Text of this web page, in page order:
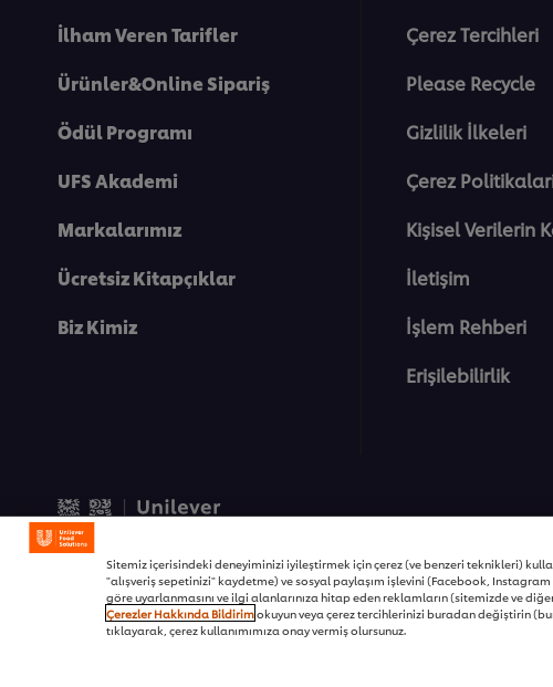
İlham Veren Tarifler
Ürünler&Online Sipariş
Ödül Programı
UFS Akademi
Markalarımız
Ücretsiz Kitapçıklar
Biz Kimiz
Çerez Tercihleri
Please Recycle
Gi̇zli̇li̇k İlkeleri̇
Çerez
Kişisel Verilerin
İletişim
İşlem Rehberi
Erişilebilirlik
Sitemiz içerisindeki deneyiminizi iyileştirmek için çerez (ve benzeri teknikleri)
"alışveriş sepetinizi" kaydetme) ve sosyal paylaşım işlevini (Facebook,
göre uyarlanmasını ve ilgi alanlarınıza hitap eden reklamların (sitemizde ve
Çerezler Hakkında Bildirimokuyun veya çerez tercihlerinizi buradan değiştirin
tıklayarak, çerez kullanımımıza onay vermiş olursunuz.